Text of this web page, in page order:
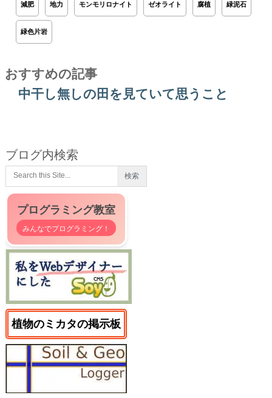
減肥 地力 モンモリロナイト ゼオライト 腐植 緑泥石
緑色片岩
おすすめの記事
中干し無しの田を見ていて思うこと
ブログ内検索
プログラミング教室
みんなでプログラミング！
植物のミカタの掲示板